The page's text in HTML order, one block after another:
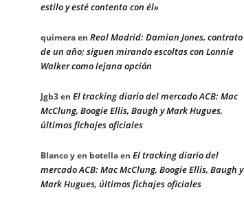
estilo y esté contenta con él»
quimeraen Real Madrid: Damian Jones, contrato
de un año; siguen mirando escoltas con Lonnie
Walker como lejana opción
Jgb3en El tracking diario del mercado ACB: Mac
McClung, Boogie Ellis, Baugh y Mark Hugues,
últimos fichajes oficiales
Blanco y en botellaen El tracking diario del
mercado ACB: Mac McClung, Boogie Ellis, Baugh y
Mark Hugues, últimos fichajes oficiales